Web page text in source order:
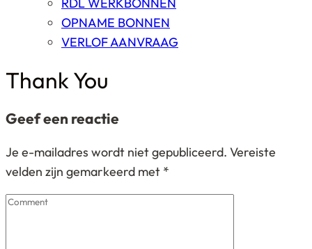
OPNAME BONNEN
VERLOF AANVRAAG
Thank You
Geef een reactie
Je e-mailadres wordt niet gepubliceerd. Vereiste
velden zijn gemarkeerd met *
Comment